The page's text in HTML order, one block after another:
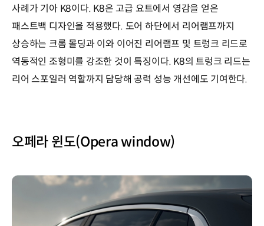
사례가 기아 K8이다. K8은 고급 요트에서 영감을 얻은
패스트백 디자인을 적용했다. 도어 하단에서 리어램프까지
상승하는 크롬 몰딩과 이와 이어진 리어램프 및 트렁크 리드로
역동적인 조형미를 강조한 것이 특징이다. K8의 트렁크 리드는
리어 스포일러 역할까지 담당해 공력 성능 개선에도 기여한다.
오페라 윈도(Opera window)